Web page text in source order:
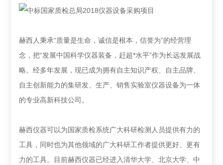
赫西人秉承“质量是生命，诚信是根本，信誉为”的经营理
念，把“发展中国科学仪器装备，赶超*水平”作为长远发展战
略。经多年发展，现已成为拥有自主知识产权、自主品牌、
自主创新能力的集研发、生产、销售实验室仪器设备为一体
的专业高新科技公司。
赫西仪器可以为国家质检系统广大科研检测人员提供有力的
工具，同时也为其他领域的广大科研工作者提供更好、更有
力的工具。目前赫西仪器已经进入清华大学、北京大学、中